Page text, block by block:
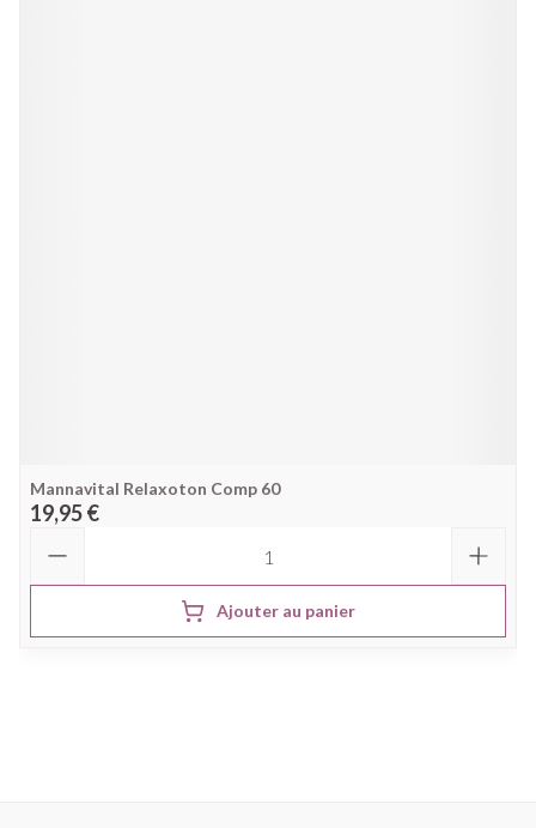
Mannavital Relaxoton Comp 60
19,95 €
Ajouter au panier